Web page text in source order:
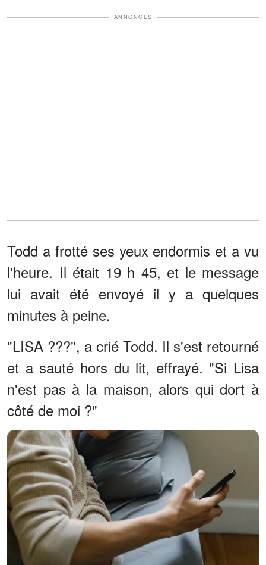
ANNONCES
Todd a frotté ses yeux endormis et a vu
l'heure. Il était 19 h 45, et le message
lui avait été envoyé il y a quelques
minutes à peine.
"LISA ???", a crié Todd. Il s'est retourné
et a sauté hors du lit, effrayé. "Si Lisa
n'est pas à la maison, alors qui dort à
côté de moi ?"